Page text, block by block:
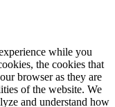
while you
the cookies that
browser as they are
of the website. We
and understand how